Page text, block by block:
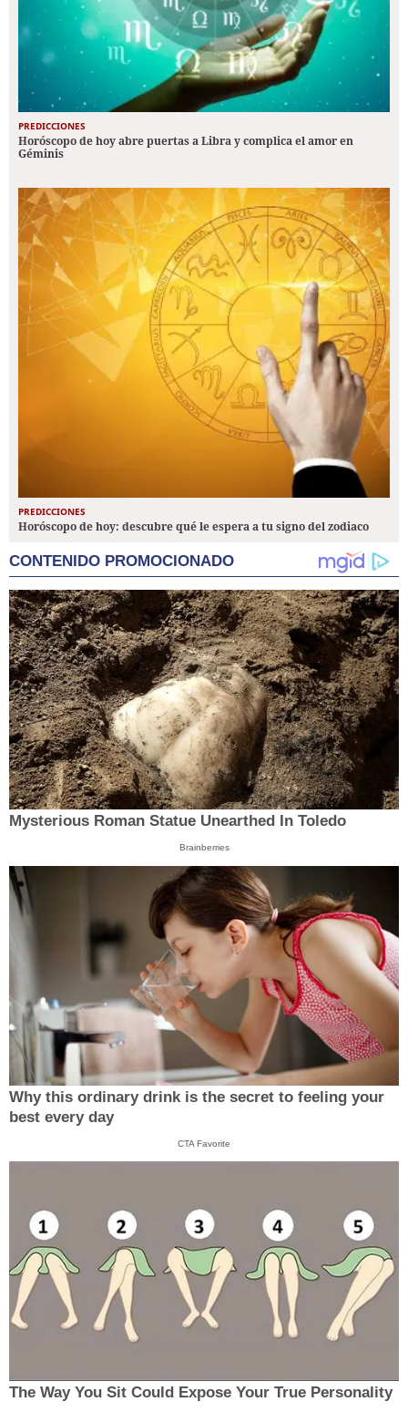
PREDICCIONES
Horóscopo de hoy abre puertas a Libra y complica el amor en
Géminis
PREDICCIONES
Horóscopo de hoy: descubre qué le espera a tu signo del zodiaco
CONTENIDO PROMOCIONADO
Mysterious Roman Statue Unearthed In Toledo
Brainberries
Why this ordinary drink is the secret to feeling your
best every day
CTA Favorite
The Way You Sit Could Expose Your True Personality